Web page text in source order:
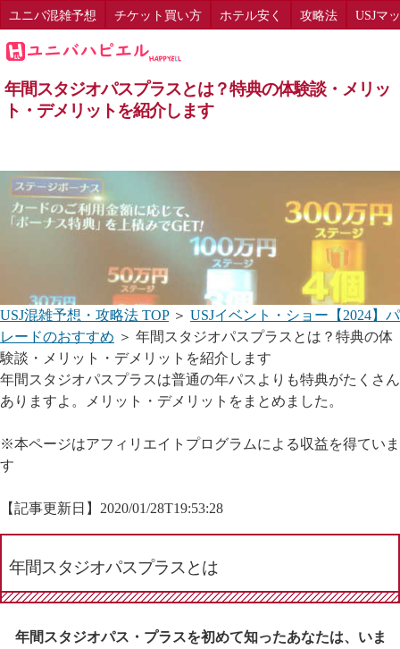
年間スタジオパスプラスとは？特典の体験談・メリッ
ト・デメリットを紹介します
ユニバ混雑予想 チケット買い方 ホテル安く 攻略法 USJマ
USJ混雑予想・攻略法 TOP＞ USJイベント・ショー【2024】パ
レードのおすすめ ＞ 年間スタジオパスプラスとは？特典の体
験談・メリット・デメリットを紹介します
年間スタジオパスプラスは普通の年パスよりも特典がたくさん
ありますよ。メリット・デメリットをまとめました。
※本ページはアフィリエイトプログラムによる収益を得ていま
す
【記事更新日】 2020/01/28T19:53:28
年間スタジオパスプラスとは
年間スタジオパス・プラスを初めて知ったあなたは、いま